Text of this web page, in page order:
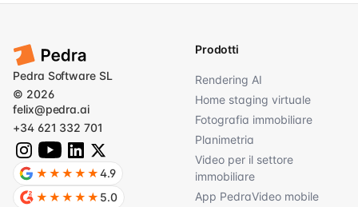
Prodotti
Rendering AI
Home staging virtuale
Fotografia immobiliare
Planimetria
Video per il settore
immobiliare
App PedraVideo mobile
Pedra Software SL
© 2026
felix@pedra.ai
+34 621 332 701
★★★★★4.9
★★★★★ 5.0